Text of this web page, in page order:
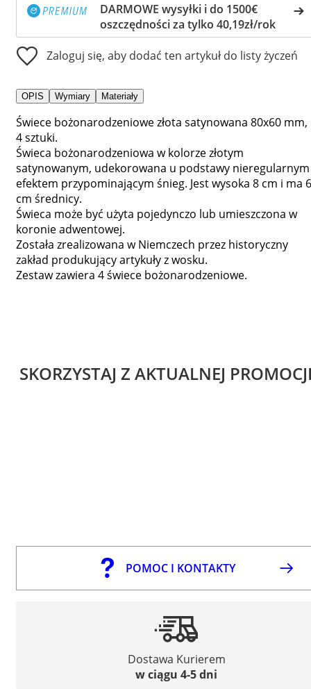
DARMOWE wysyłki i do 1500€
oszczędności za tylko 40,19zł/rok
Zaloguj się, aby dodać ten artykuł do listy życzeń
OPIS Wymiary Materiały
Świece bożonarodzeniowe złota satynowana 80x60 mm,
4 sztuki.
Świeca bożonarodzeniowa w kolorze złotym
satynowanym, udekorowana u podstawy nieregularnym
efektem przypominającym śnieg. Jest wysoka 8 cm i ma 6
cm średnicy.
Świeca może być użyta pojedynczo lub umieszczona w
koronie adwentowej.
Została zrealizowana w Niemczech przez historyczny
zakład produkujący artykuły z wosku.
Zestaw zawiera 4 świece bożonarodzeniowe.
SKORZYSTAJ Z AKTUALNEJ
POMOC I KONTAKTY
Dostawa Kurierem
w ciągu 4-5 dni